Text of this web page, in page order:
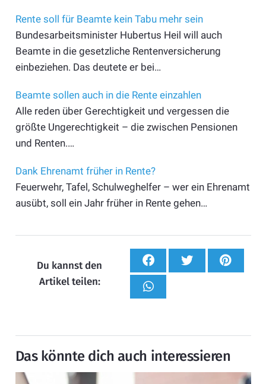
Rente soll für Beamte kein Tabu mehr sein
Bundesarbeitsminister Hubertus Heil will auch
Beamte in die gesetzliche Rentenversicherung
einbeziehen. Das deutete er bei…
Beamte sollen auch in die Rente einzahlen
Alle reden über Gerechtigkeit und vergessen die
größte Ungerechtigkeit – die zwischen Pensionen
und Renten.…
Dank Ehrenamt früher in Rente?
Feuerwehr, Tafel, Schulweghelfer – wer ein Ehrenamt
ausübt, soll ein Jahr früher in Rente gehen…
Du kannst den
Artikel teilen:
Das könnte dich auch interessieren